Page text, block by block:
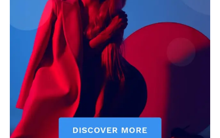
Privacy Policy
Terms of Use Agreement
Facebook
X WhatsApp
Share